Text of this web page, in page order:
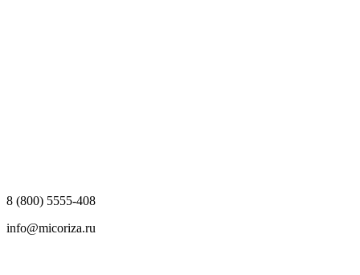
8 (800) 5555-408
info@micoriza.ru